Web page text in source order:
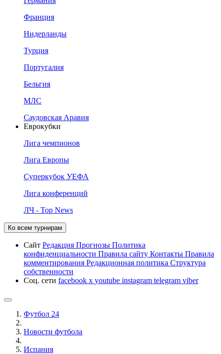
Франция
Нидерланды
Турция
Португалия
Бельгия
МЛС
Саудовская Аравия
Еврокубки
Лига чемпионов
Лига Европы
Суперкубок УЕФА
Лига конференций
ЛЧ - Top News
Ко всем турнирам
Сайт Редакция Прогнозы Политика
конфиденциальности Правила сайту Контакты Правила
комментирования Редакционная политика Структура
собственности
Соц. сети facebook x youtube instagram telegram viber
Футбол 24
Новости футбола
Испания